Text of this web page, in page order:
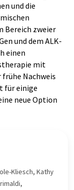
und die
Bereich zweier
und dem ALK-
einen
mit
frühe Nachweis
für einige
neue Option
Kliesch, Kathy